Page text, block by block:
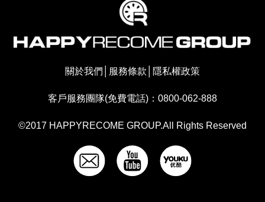
關於我們 服務條款 隱私權政策
客戶服務團隊(免費電話)：0800-062-888
©2017 HAPPYRECOME GROUP.All Rights Reserved